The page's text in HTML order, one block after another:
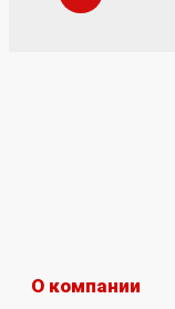
О компании